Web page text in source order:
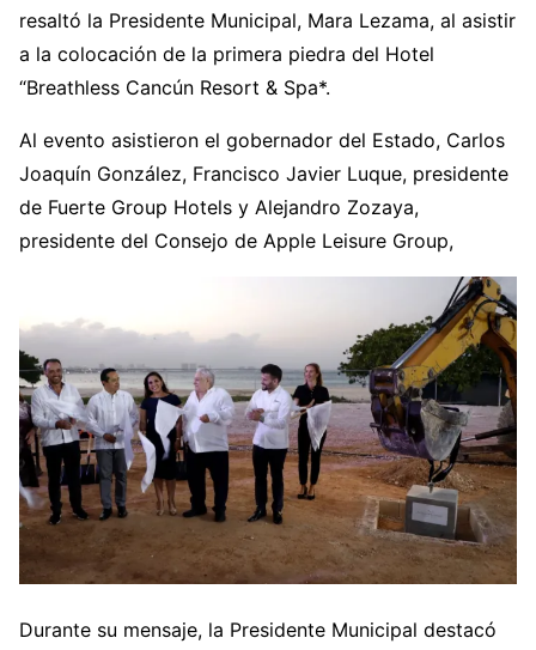
resaltó la Presidente Municipal, Mara Lezama, al asistir
a la colocación de la primera piedra del Hotel
“Breathless Cancún Resort & Spa*.
Al evento asistieron el gobernador del Estado, Carlos
Joaquín González, Francisco Javier Luque, presidente
de Fuerte Group Hotels y Alejandro Zozaya,
presidente del Consejo de Apple Leisure Group,
Durante su mensaje, la Presidente Municipal destacó